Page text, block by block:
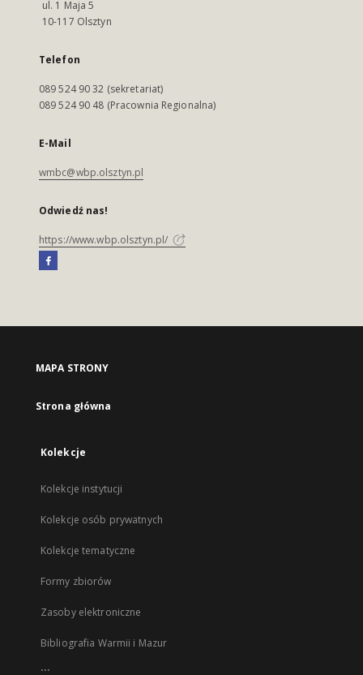
ul. 1 Maja 5
10-117 Olsztyn
Telefon
089 524 90 32 (sekretariat)
089 524 90 48 (Pracownia Regionalna)
E-Mail
wmbc@wbp.olsztyn.pl
Odwiedź nas!
https://www.wbp.olsztyn.pl/
MAPA STRONY
Strona główna
Kolekcje
Kolekcje instytucji
Kolekcje osób prywatnych
Kolekcje tematyczne
Formy zbiorów
Zasoby elektroniczne
Bibliografia Warmii i Mazur
...